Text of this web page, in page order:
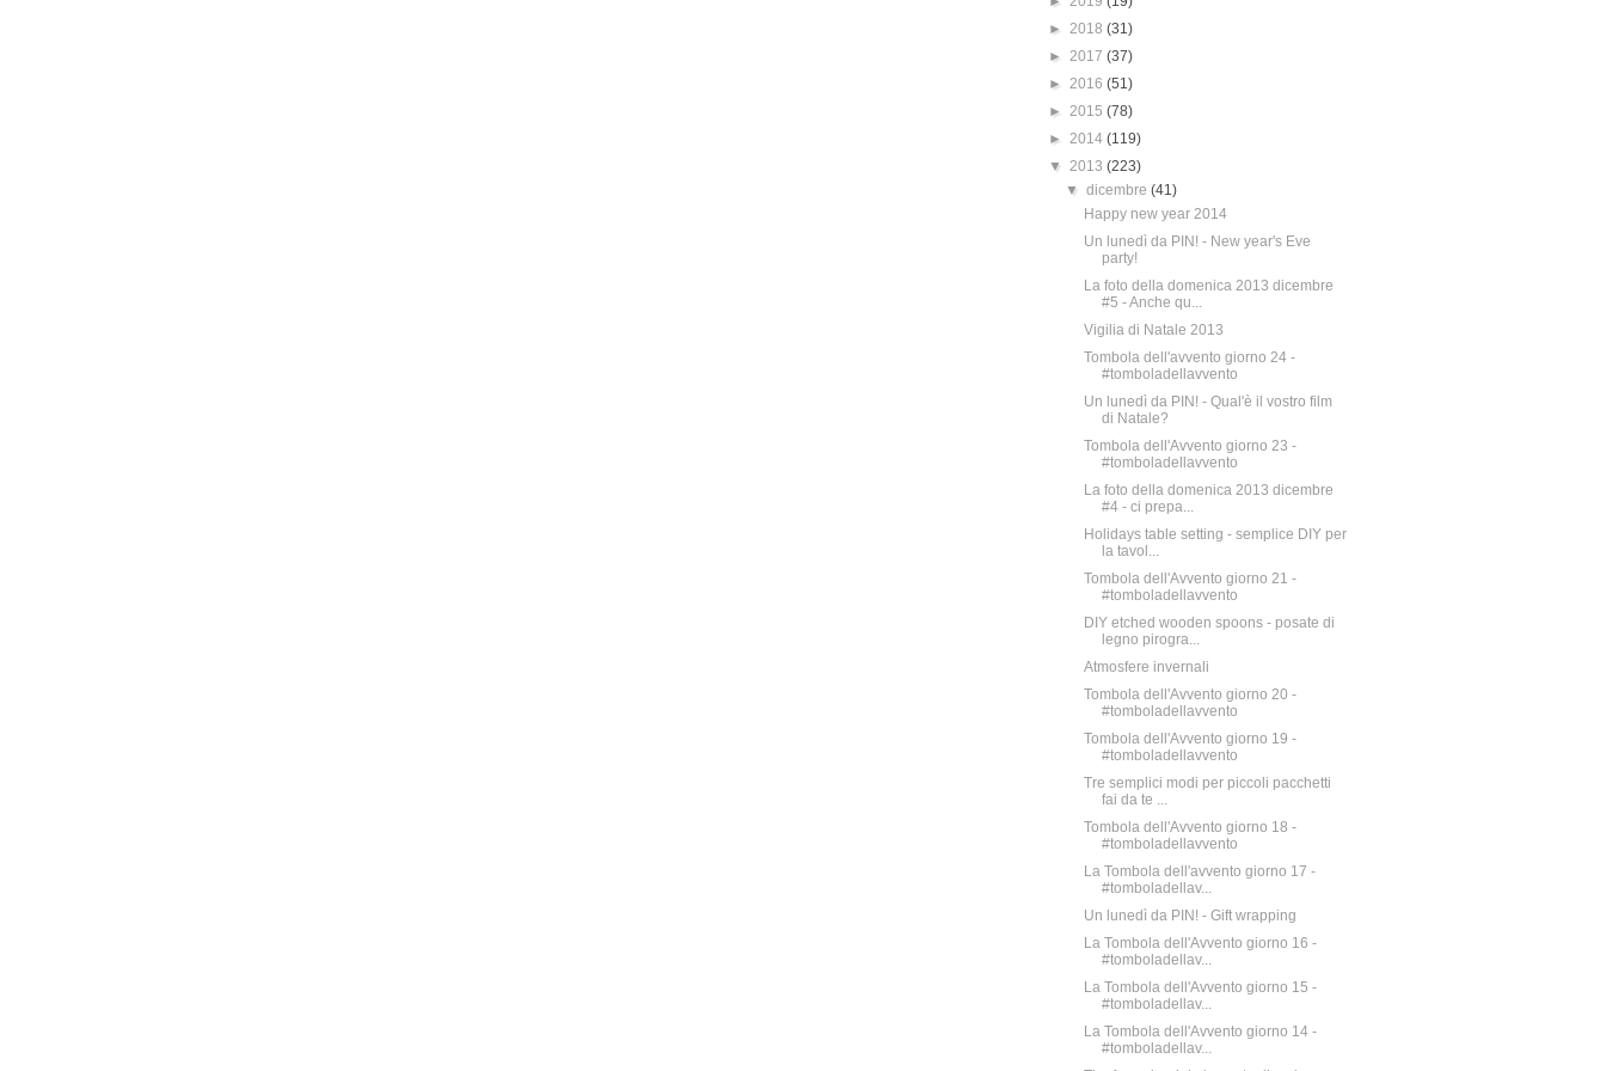
► 2018 (31)
► 2017 (37)
► 2016 (51)
► 2015 (78)
► 2014 (119)
▼ 2013 (223)
▼dicembre(41)
Happy new year 2014
Un lunedì da PIN! - New year's Eve
party!
La foto della domenica 2013 dicembre
#5 - Anche qu...
Vigilia di Natale 2013
Tombola dell'avvento giorno 24 -
#tomboladellavvento
Un lunedì da PIN! - Qual'è il vostro film
di Natale?
Tombola dell'Avvento giorno 23 -
#tomboladellavvento
La foto della domenica 2013 dicembre
#4 - ci prepa...
Holidays table setting - semplice DIY per
la tavol...
Tombola dell'Avvento giorno 21 -
#tomboladellavvento
DIY etched wooden spoons - posate di
legno pirogra...
Atmosfere invernali
Tombola dell'Avvento giorno 20 -
#tomboladellavvento
Tombola dell'Avvento giorno 19 -
#tomboladellavvento
Tre semplici modi per piccoli pacchetti
fai da te ...
Tombola dell'Avvento giorno 18 -
#tomboladellavvento
La Tombola dell'avvento giorno 17 -
#tomboladellav...
Un lunedì da PIN! - Gift wrapping
La Tombola dell'Avvento giorno 16 -
#tomboladellav...
La Tombola dell'Avvento giorno 15 -
#tomboladellav...
La Tombola dell'Avvento giorno 14 -
#tomboladellav...